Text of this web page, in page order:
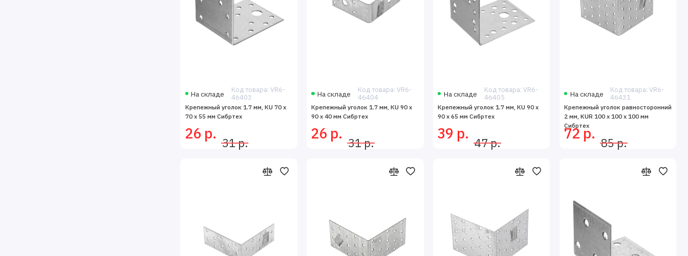
На складе
Код товара: VR6-
46403
Крепежный уголок 1.7 мм, КU 70 x
70 x 55 мм Сибртех
26 р.
31 р.
На складе
Код товара: VR6-
46404
Крепежный уголок 1.7 мм, КU 90 x
90 x 40 мм Сибртех
26 р.
31 р.
На складе
Код товара: VR6-
46405
Крепежный уголок 1.7 мм, КU 90 x
90 x 65 мм Сибртех
39 р.
47 р.
На складе
Код товара: VR6-
46431
Крепежный уголок равносторонний
2 мм, KUR 100 х 100 х 100 мм
Сибртех
72 р.
85 р.